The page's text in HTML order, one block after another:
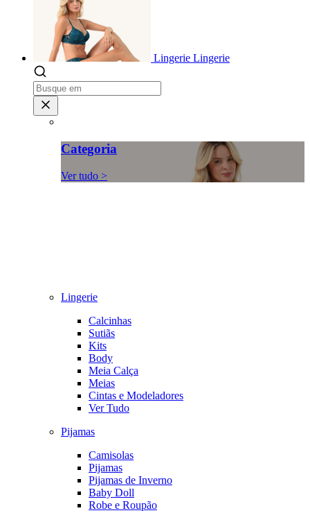
Lingerie Lingerie
Categoria
Ver tudo >
Lingerie
Calcinhas
Sutiãs
Kits
Body
Meia Calça
Meias
Cintas e Modeladores
Ver Tudo
Pijamas
Camisolas
Pijamas
Pijamas de Inverno
Baby Doll
Robe e Roupão